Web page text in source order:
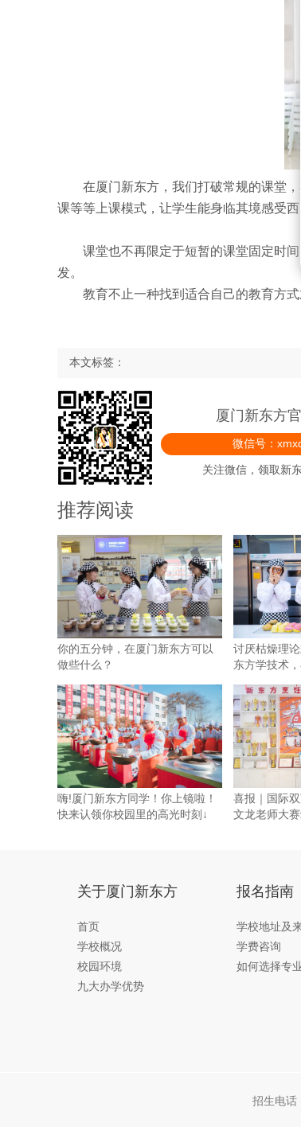
在厦门新东方，我们打破常规的课堂
课等等上课模式，让学生能身临其境感受西
课堂也不再限定于短暂的课堂固定时
发。
教育不止一种找到适合自己的教育方
本文标签：
厦门新东方
微信号：
关注微信，领取新
推荐阅读
你的五分钟，在厦门新东方可以
做些什么？
讨厌枯燥理
东方学技术
嗨!厦门新东方同学！你上镜啦！
快来认领你校园里的高光时刻↓
喜报｜国际
文龙老师大
关于厦门新东方
首页
学校概况
校园环境
九大办学优势
报名指南
学校地址及
学费咨询
如何选择专
招生电话